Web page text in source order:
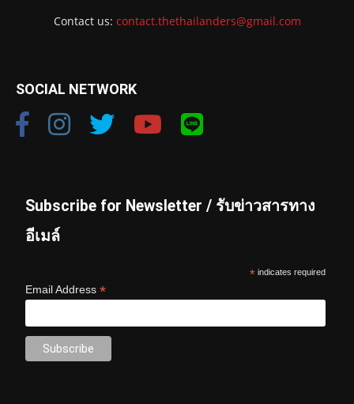
Contact us: contact.thethailanders@gmail.com
SOCIAL NETWORK
Subscribe for Newsletter / รับข่าวสารทาง
อีเมล์
* indicates required
Email Address*